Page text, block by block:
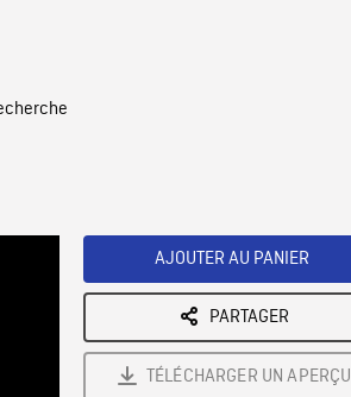
AJOUTER AU PANIER
PARTAGER
TÉLÉCHARGER UN APERÇU